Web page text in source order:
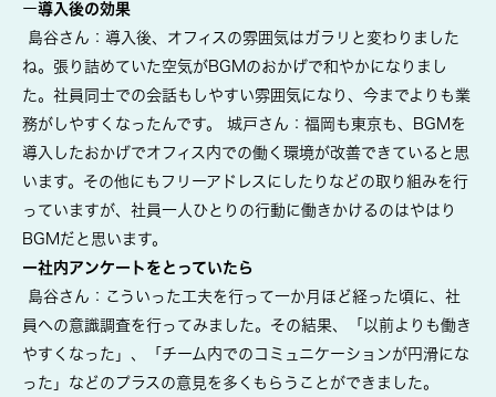
ー導入後の効果
島谷さん：導入後、オフィスの雰囲気はガラリと変わりました
ね。張り詰めていた空気がBGMのおかげで和やかになりまし
た。社員同士での会話もしやすい雰囲気になり、今までよりも業
務がしやすくなったんです。 城戸さん：福岡も東京も、BGMを
導入したおかげでオフィス内での働く環境が改善できていると思
います。その他にもフリーアドレスにしたりなどの取り組みを行
っていますが、社員一人ひとりの行動に働きかけるのはやはり
BGMだと思います。
ー社内アンケートをとっていたら
島谷さん：こういった工夫を行って一か月ほど経った頃に、社
員への意識調査を行ってみました。その結果、「以前よりも働き
やすくなった」、「チーム内でのコミュニケーションが円滑にな
った」などのプラスの意見を多くもらうことができました。